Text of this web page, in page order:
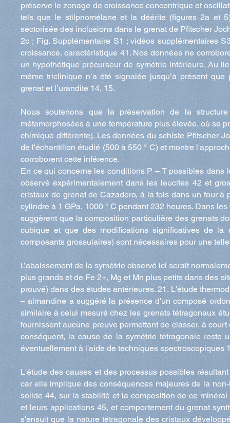
préserve le zonage de croissance concentrique et
tels que le stilpnomélane et la déérite (figures 2a et
sectorisée des inclusions dans le grenat de Pfitscher
2c ; Fig. Supplémentaire S1 ; vidéos supplémentaires
croissance. caractéristique 41. Nos données ne
un hypothétique précurseur de symétrie inférieure. Au
même triclinique n’a été signalée jusqu’à présent
grenat et l’urandite 14, 15.
Nous soutenons que la préservation de la
métamorphosées à une température plus élevée, où se
chimique différente). Les données du schiste Pfitscher
de l'échantillon étudié (500 à 550 ° C) et montre
corroborent cette inférence.
En ce qui concerne les conditions P – T possibles
observé expérimentalement dans les leucites 42 et
cristaux de grenat de Cazadero, à la fois dans un four
cylindre à 1 GPa, 1000 ° C pendant 232 heures. Dans
suggèrent que la composition particulière des grenats
cubique et que des modifications significatives de la
composants grossulaires) sont nécessaires pour une
L’abaissement de la symétrie observé ici serait
plus grands et de Fe 2+, Mg et Mn plus petits dans des
prouvé) dans des études antérieures. 21. L'étude
– almandine a suggéré la présence d'un composé
similaire à celui mesuré chez les grenats tétragonaux
fournissent aucune preuve permettant de classer, à
conséquent, la cause de la symétrie tétragonale reste
éventuellement à l'aide de techniques spectroscopiques
L'étude des causes et des processus possibles
car elle implique des conséquences majeures de la
solide 44, sur la stabilité et la composition de ce
et leurs applications 45, et comportement du grenat
s'ensuit que la nature tétragonale des cristaux